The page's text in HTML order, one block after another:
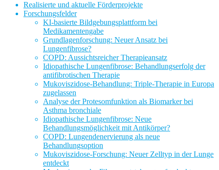
Realisierte und aktuelle Förderprojekte
Forschungsfelder
KI-basierte Bildgebungsplattform bei
Medikamentengabe
Grundlagenforschung: Neuer Ansatz bei
Lungenfibrose?
COPD: Aussichtsreicher Therapieansatz
Idiopathische Lungenfibrose: Behandlungserfolg der
antifibrotischen Therapie
Mukoviszidose-Behandlung: Triple-Therapie in Europa
zugelassen
Analyse der Protesomfunktion als Biomarker bei
Asthma bronchiale
Idiopathische Lungenfibrose: Neue
Behandlungsmöglichkeit mit Antikörper?
COPD: Lungendenervierung als neue
Behandlungsoption
Mukoviszidose-Forschung: Neuer Zelltyp in der Lunge
entdeckt